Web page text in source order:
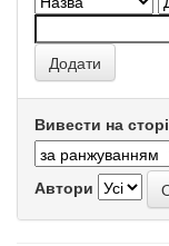
Вивести на
Автори